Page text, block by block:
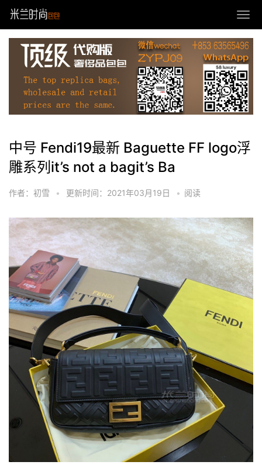
中号 Fendi19最新 Baguette FF logo浮
雕系列it’s not a bagit’s Ba
作者：初雪 • 更新时间：2021年03月19日 • 阅读